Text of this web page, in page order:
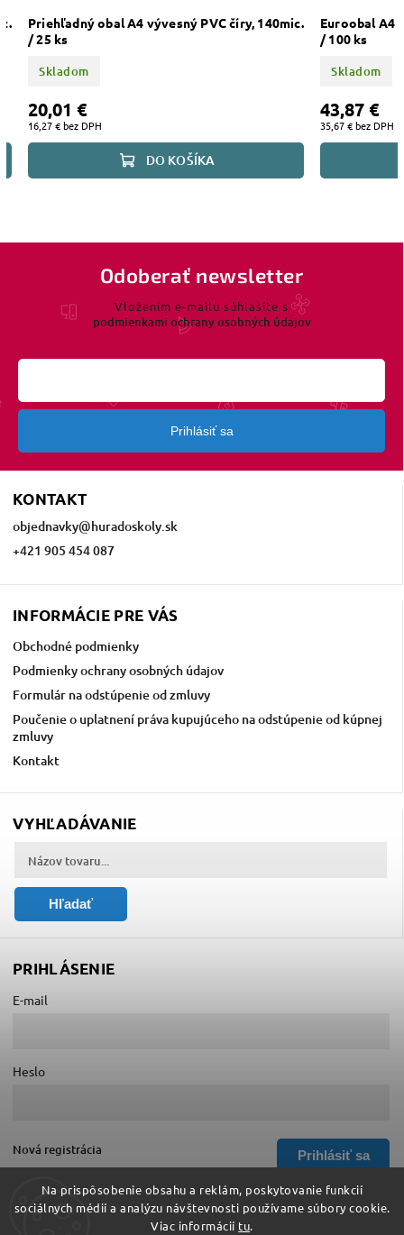
Na prispôsobenie obsahu a reklám, poskytovanie funkcií
sociálnych médií a analýzu návštevnosti používame súbory cookie.
Viac informácií tu.
Priehľadný obal A4 vývesný PVC číry, 140mic.
/ 25 ks
Skladom
16,27 € bez DPH
20,01 €
DO KOŠÍKA
Euroobal A4
/ 100 ks
Skladom
35,67 € bez DPH
43,87 €
KONTAKT
objednavky@huradoskoly.sk
+421 905 454 087
INFORMÁCIE PRE VÁS
Obchodné podmienky
Podmienky ochrany osobných údajov
Formulár na odstúpenie od zmluvy
Poučenie o uplatnení práva kupujúceho na odstúpenie od kúpnej
zmluvy
Kontakt
Odoberať newsletter
Vložením e-mailu súhlasíte s
podmienkami ochrany osobných údajov
Prihlásiť sa
VYHĽADÁVANIE
Hľadať
PRIHLÁSENIE
E-mail
Heslo
Prihlásiť sa
Nová registrácia
Zabudnuté heslo